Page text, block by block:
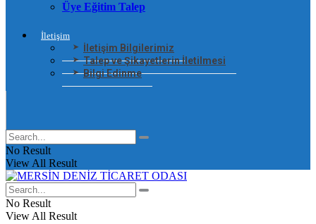
Üye Eğitim Talep
İletişim
İletişim Bilgilerimiz
Talep ve Şikayetlerin İletilmesi
Bilgi Edinme
No Result
View All Result
No Result
View All Result